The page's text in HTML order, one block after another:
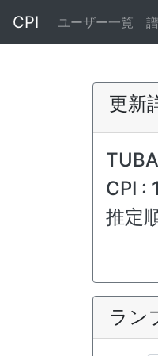
CPI ユーザー一覧
更新
CPI :
推定
ラン